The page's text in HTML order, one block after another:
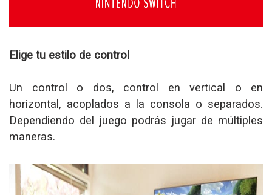
Elige tu estilo de control
Un control o dos, control en vertical o en
horizontal, acoplados a la consola o separados.
Dependiendo del juego podrás jugar de múltiples
maneras.